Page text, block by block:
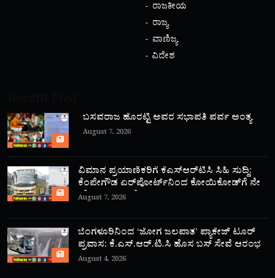
ರಾಜಕೀಯ
ರಾಜ್ಯ
ವಾಣಿಜ್ಯ
ವಿದೇಶ
ಬಸವರಾಜ ಹೊರಟ್ಟಿ ಅವರ ಸಭಾಪತಿ ಪರ್ವ ಅಂತ್ಯ
August 7, 2026
ವಿಮಾನ ಪ್ರಯಾಣಿಕರಿಗೆ ಕೆಎಸ್‌ಆರ್‌ಟಿಸಿ ಸಿಹಿ ಸುದ್ದಿ:
ಕೆಂಪೇಗೌಡ ಏರ್‌ಪೋರ್ಟ್‌ನಿಂದ ಕೋಯಿಕೋಡ್‌ಗೆ ನೇರ
‘ಫ್ಲೈ ಬಸ್’ ಸಾರಿಗೆ ಆರಂಭ!
August 7, 2026
ಬೆಂಗಳೂರಿನಿಂದ ‘ಜೋಗ ಜಲಪಾತ’ ಪ್ಯಾಕೇಜ್ ಟೂರ್
ಪ್ರವಾಸ: ಕೆ.ಎಸ್.ಆರ್.ಟಿ.ಸಿ ಹೊಸ ಬಸ್ ಸೇವೆ ಆರಂಭ
August 4, 2026